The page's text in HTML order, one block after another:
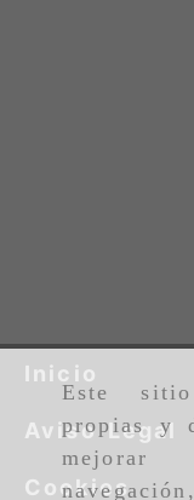
Este
propias y
Inicio
Aviso Legal
Cookies